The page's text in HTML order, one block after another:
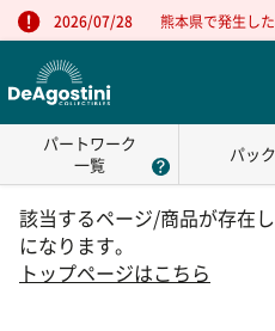
2026/07/28 熊本県で発生し
パートワーク
一覧
パッ
該当するページ/商品が存在
になります。
トップページはこちら